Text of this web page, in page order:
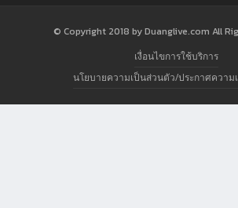
© Copyright 2018 by Duanglive.com All
เงื่อนไขการใช้บริการ
นโยบายความเป็นส่วนตัว/ประกาศความ